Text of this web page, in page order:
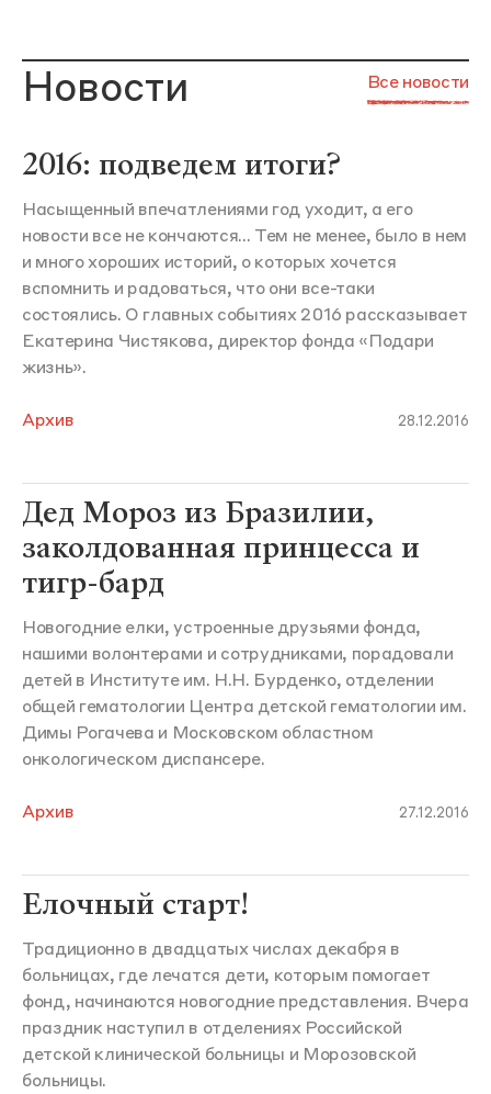
Новости Все новости
2016: подведем итоги?
Насыщенный впечатлениями год уходит, а его
новости все не кончаются... Тем не менее, было в нем
и много хороших историй, о которых хочется
вспомнить и радоваться, что они все-таки
состоялись. О главных событиях 2016 рассказывает
Екатерина Чистякова, директор фонда «Подари
жизнь».
Архив 28.12.2016
Дед Мороз из Бразилии,
заколдованная принцесса и
тигр-бард
Новогодние елки, устроенные друзьями фонда,
нашими волонтерами и сотрудниками, порадовали
детей в Институте им. Н.Н. Бурденко, отделении
общей гематологии Центра детской гематологии им.
Димы Рогачева и Московском областном
онкологическом диспансере.
Архив 27.12.2016
Елочный старт!
Традиционно в двадцатых числах декабря в
больницах, где лечатся дети, которым помогает
фонд, начинаются новогодние представления. Вчера
праздник наступил в отделениях Российской
детской клинической больницы и Морозовской
больницы.